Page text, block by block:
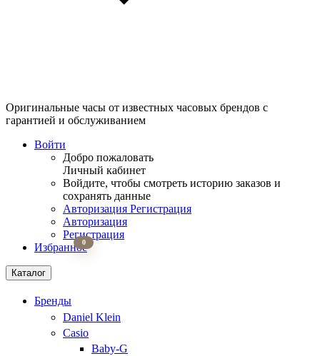
Оригинальные часы от известных часовых брендов с
гарантией и обслуживанием
Войти
Добро пожаловать
Личный кабинет
Войдите, чтобы смотреть историю заказов и
сохранять данные
Авторизация Регистрация
Авторизация
Регистрация
Избранное
0
Каталог
Бренды
Daniel Klein
Casio
Baby-G